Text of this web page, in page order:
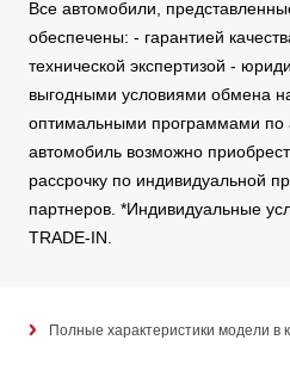
Все автомобили,
обеспечены: - гарантией
технической экспертизой -
выгодными условиями обмена
оптимальными программами по
автомобиль возможно
рассрочку по индивидуальной
партнеров. *Индивидуальные
TRADE-IN.
Полные характеристики модели в